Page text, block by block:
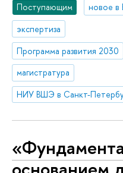
Поступающим
новое
экспертиза
Программа развития 2030
магистратура
НИУ ВШЭ в Санкт-